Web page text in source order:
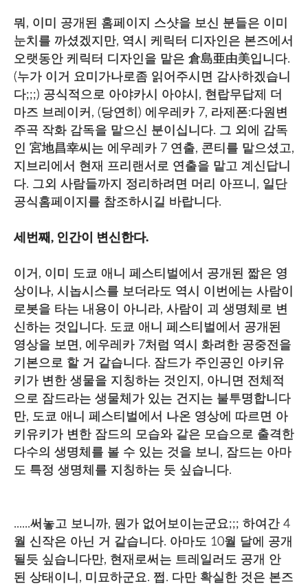
뭐, 이미 공개된 홈페이지 스샷을 보신 분들은 이미
눈치를 까셨겠지만, 역시 케릭터 디자인은 본즈에서
오랫동안 케릭터 디자인을 맡은 倉島亜由美입니다.
(누가 이거 요미가나로좀 읽어주시면 감사하겠습니
다;;;) 공식적으로 아야카시 아야시, 현랍무답제 더
마즈 브레이커, (당연히) 에우레카 7, 라제폰:다원변
주곡 작화 감독을 맡으신 분이십니다. 그 외에 감독
인 宮地昌幸씨는 에우레카 7 연출, 콘티를 맡으셨고,
지브리에서 현재 프리랜서로 연출을 맡고 계신답니
다. 그외 사람들까지 정리하려면 머리 아프니, 일단
공식홈페이지를 참조하시길 바랍니다.
세번째, 인간이 변신한다.
이거, 이미 도쿄 애니 페스티벌에서 공개된 짧은 영
상이나, 시놉시스를 보더라도 역시 이번에는 사람이
로봇을 타는 내용이 아니라, 사람이 괴 생명체로 변
신하는 것입니다. 도쿄 애니 페스티벌에서 공개된
영상을 보면, 에우레카 7처럼 역시 화려한 공중전을
기본으로 할 거 같습니다. 잠드가 주인공인 아키유
키가 변한 생물을 지칭하는 것인지, 아니면 전체적
으로 잠드라는 생물체가 있는 건지는 불투명합니다
만, 도쿄 애니 페스티벌에서 나온 영상에 따르면 아
키유키가 변한 잠드의 모습와 같은 모습으로 출격한
다수의 생명체를 볼 수 있는 것을 보니, 잠드는 아마
도 특정 생명체를 지칭하는 듯 싶습니다.
......써놓고 보니까, 뭔가 없어보이는군요;;; 하여간 4
월 신작은 아닌 거 같습니다. 아마도 10월 달에 공개
될듯 싶습니다만, 현재로써는 트레일러도 공개 안
된 상태이니, 미묘하군요. 쩝. 다만 확실한 것은 본즈